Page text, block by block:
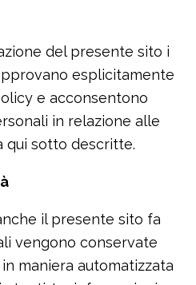
del presente sito i
esplicitamente
e acconsentono
in relazione alle
qui sotto descritte.
il presente sito fa
vengono conservate
maniera automatizzata